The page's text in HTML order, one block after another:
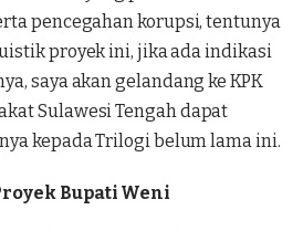
pencegahan korupsi, tentunya
proyek ini, jika ada indikasi
saya akan gelandang ke KPK
Sulawesi Tengah dapat
kepadaTrilogibelum lama ini.
Bupati Weni